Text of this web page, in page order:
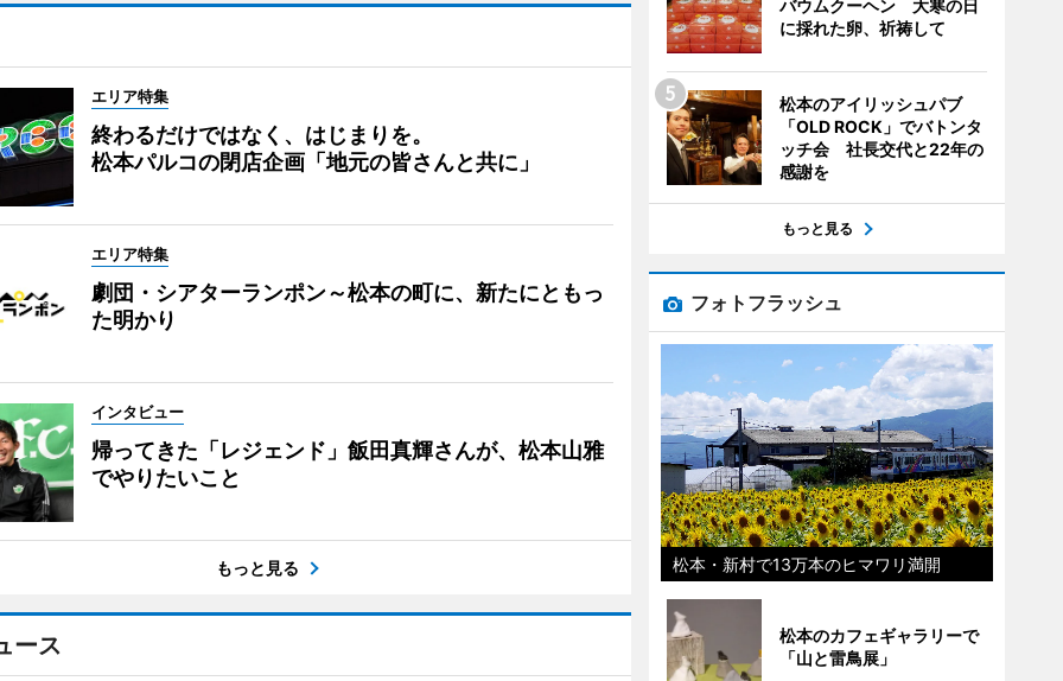
エリア特集
終わるだけではなく、はじまりを。
松本パルコの閉店企画「地元の皆さんと共に」
エリア特集
劇団・シアターランポン～松本の町に、新たにともっ
た明かり
インタビュー
帰ってきた「レジェンド」飯田真輝さんが、松本山雅
でやりたいこと
もっと見る
ース
バウムクーヘン 大寒の日
に採れた卵、祈祷して
松本のアイリッシュパブ
「OLD ROCK」でバトンタ
ッチ会 社長交代と22年の
感謝を
もっと見る
フォトフラッシュ
松本・新村で13万本のヒマワリ満開
松本のカフェギャラリーで
「山と雷鳥展」